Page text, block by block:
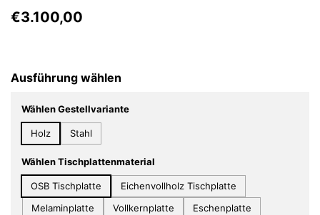
€3.100,00
Ausführung wählen
Wählen Gestellvariante
Holz Stahl
Wählen Tischplattenmaterial
OSB Tischplatte
Eichenvollholz Tischplatte
Melaminplatte
Vollkernplatte
Eschenplatte